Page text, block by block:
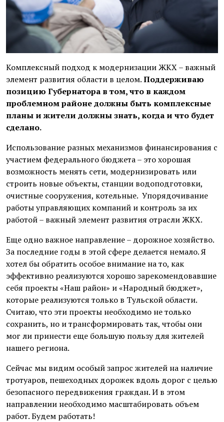
Комплексный подход к модернизации ЖКХ – важный
элемент развития области в целом.Поддерживаю
позицию Губернатора в том, что в каждом
проблемном районе должны быть комплексные
планы и жители должны знать, когда и что будет
сделано.
Использование разных механизмов финансирования с
участием федерального бюджета – это хорошая
возможность менять сети, модернизировать или
строить новые объекты, станции водоподготовки,
очистные сооружения, котельные. Упорядочивание
работы управляющих компаний и контроль за их
работой – важный элемент развития отрасли ЖКХ.
Еще одно важное направление – дорожное хозяйство.
За последние годы в этой сфере делается немало. Я
хотел бы обратить особое внимание на то, как
эффективно реализуются хорошо зарекомендовавшие
себя проекты «Наш район» и «Народный бюджет»,
которые реализуются только в Тульской области.
Считаю, что эти проекты необходимо не только
сохранить, но и трансформировать так, чтобы они
мог ли принести еще большую пользу для жителей
нашего региона.
Сейчас мы видим особый запрос жителей на наличие
тротуаров, пешеходных дорожек вдоль дорог с целью
безопасного передвижения граждан. И в этом
направлении необходимо масштабировать объем
работ. Будем работать!